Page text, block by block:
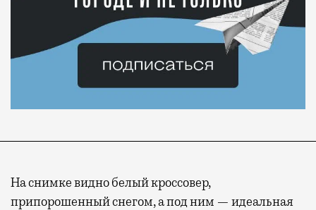
На снимке видно белый кроссовер,
припорошенный снегом, а под ним — идеальная